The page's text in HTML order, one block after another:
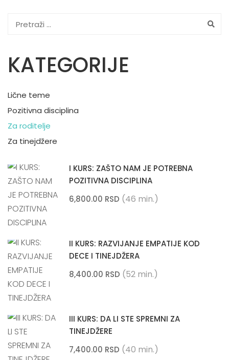
KATEGORIJE
Lične teme
Pozitivna disciplina
Za roditelje
Za tinejdžere
I KURS: ZAŠTO NAM JE POTREBNA
POZITIVNA DISCIPLINA
6,800.00 RSD (46 min.)
II KURS: RAZVIJANJE EMPATIJE KOD
DECE I TINEJDŽERA
8,400.00 RSD (52 min.)
III KURS: DA LI STE SPREMNI ZA
TINEJDŽERE
7,400.00 RSD (40 min.)